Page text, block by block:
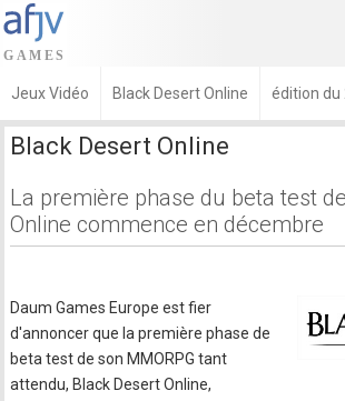
Jeux Vidéo Black Desert Online édition du
Black Desert Online
La première phase du beta test
Online commence en décembre
Daum Games Europe est fier
d'annoncer que la première phase de
beta test de son MMORPG tant
attendu, Black Desert Online,